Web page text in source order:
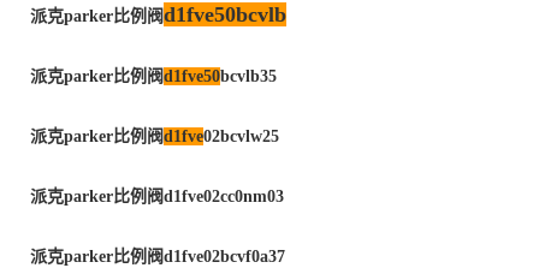
派克parker 比例阀d1fve50bcvlb
派克parker 比例阀d1fve50bcvlb35
派克parker 比例阀d1fve02bcvlw25
派克parker 比例阀d1fve02cc0nm03
派克parker 比例阀d1fve02bcvf0a37